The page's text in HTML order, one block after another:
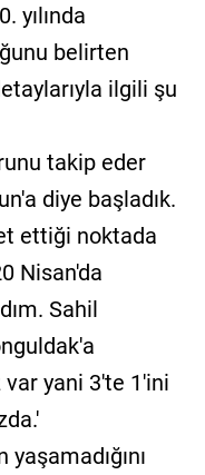
yılında
belirten
ilgili şu
takip eder
diye başladık.
ettiği noktada
Nisan'da
Sahil
var yani 3'te 1'ini